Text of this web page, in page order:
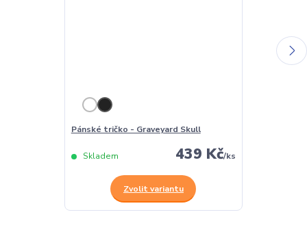
Pánské tričko - Graveyard Skull
439 Kč/ks
Skladem
Zvolit variantu